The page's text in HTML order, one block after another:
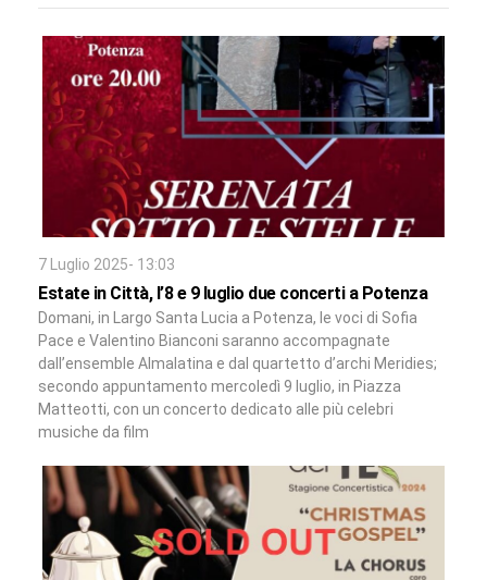
7 Luglio 2025- 13:03
Estate in Città, l’8 e 9 luglio due concerti a Potenza
Domani, in Largo Santa Lucia a Potenza, le voci di Sofia
Pace e Valentino Bianconi saranno accompagnate
dall’ensemble Almalatina e dal quartetto d’archi Meridies;
secondo appuntamento mercoledì 9 luglio, in Piazza
Matteotti, con un concerto dedicato alle più celebri
musiche da film